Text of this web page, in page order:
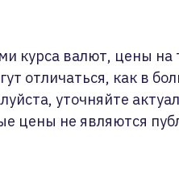
курса валют, цены на
отличаться, как в
уточняйте
цены не являются